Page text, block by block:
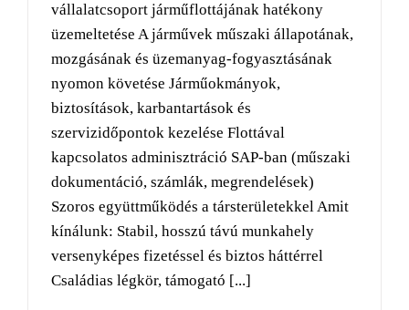
vállalatcsoport járműflottájának hatékony
üzemeltetése A járművek műszaki állapotának,
mozgásának és üzemanyag-fogyasztásának
nyomon követése Járműokmányok,
biztosítások, karbantartások és
szervizidőpontok kezelése Flottával
kapcsolatos adminisztráció SAP-ban (műszaki
dokumentáció, számlák, megrendelések)
Szoros együttműködés a társterületekkel Amit
kínálunk: Stabil, hosszú távú munkahely
versenyképes fizetéssel és biztos háttérrel
Családias légkör, támogató [...]